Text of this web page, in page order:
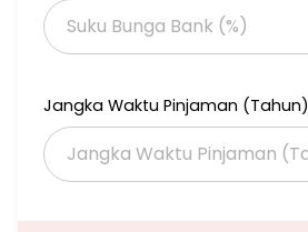
Jangka Waktu Pinjaman (Tahun)